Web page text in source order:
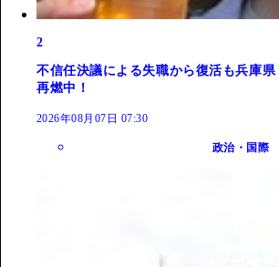
2
不信任決議による失職から復活も兵庫
再燃中！
2026年08月07日 07:30
政治・国際